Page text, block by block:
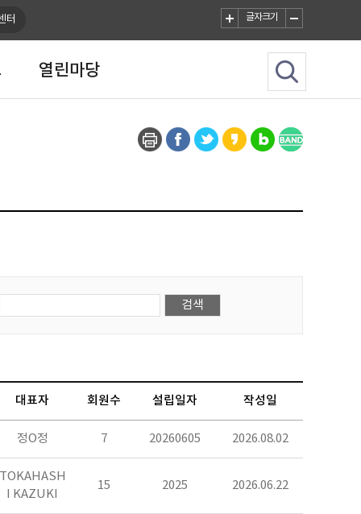
터 글자크기
열린마당
대표자 회원수 설립일자 작성일
정O정 7 20260605 2026.08.02
TOKAHASH
I KAZUKI
15 2025 2026.06.22